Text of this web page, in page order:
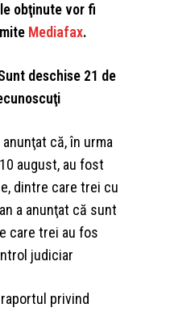
obţinute vor fi
Mediafax.
deschise 21 de
că, în urma
august, au fost
dintre care trei cu
a anunţat că sunt
care trei au fos
judiciar
privind